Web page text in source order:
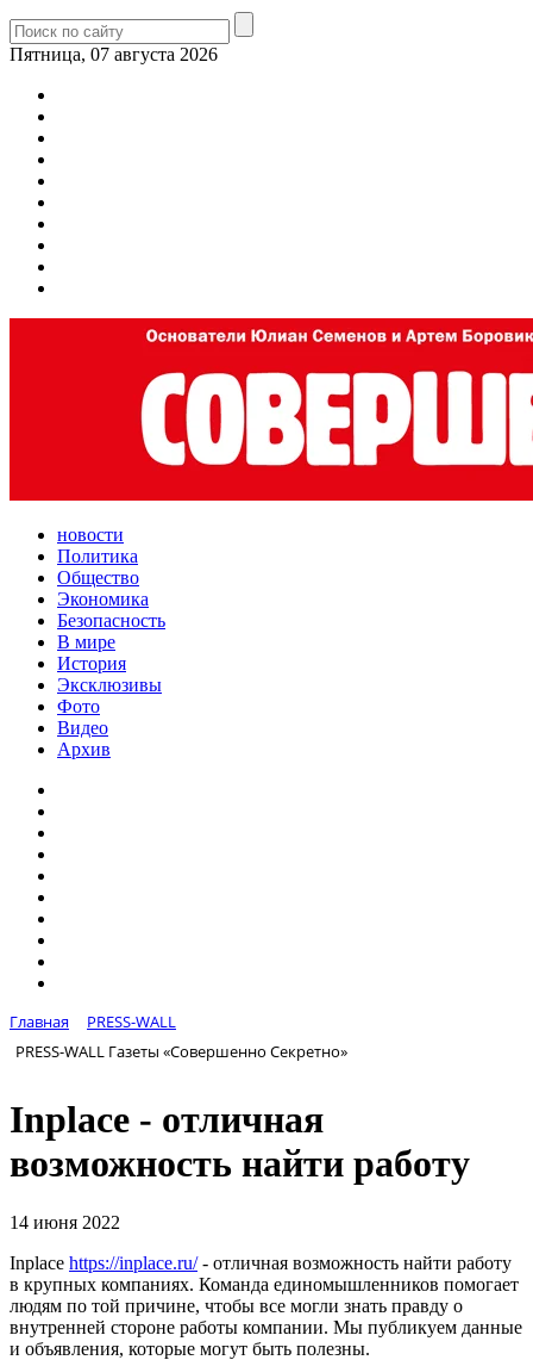
Пятница, 07 августа 2026
новости
Политика
Общество
Экономика
Безопасность
В мире
История
Эксклюзивы
Фото
Видео
Архив
Главная
PRESS-WALL
PRESS-WALL Газеты «Совершенно Секретно»
Inplace - отличная
возможность найти работу
14 июня 2022
Inplace https://inplace.ru/- отличная возможность найти работу
в крупных компаниях. Команда единомышленников помогает
людям по той причине, чтобы все могли знать правду о
внутренней стороне работы компании. Мы публикуем данные
и объявления, которые могут быть полезны.